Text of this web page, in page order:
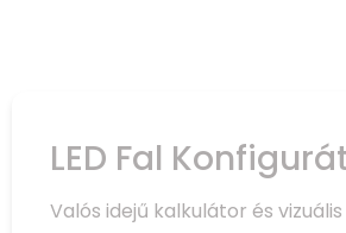
LED Fal
Valós idejű kalkulátor és